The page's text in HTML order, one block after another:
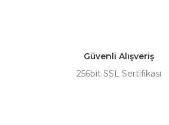
Güvenli Alışveriş
256bit SSL Sertifikası